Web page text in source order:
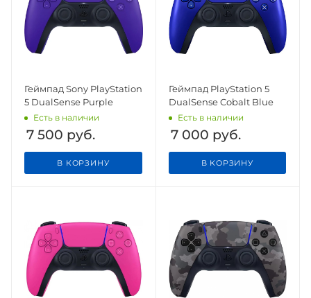
Геймпад Sony PlayStation
5 DualSense Purple
Есть в наличии
7 500 руб.
В КОРЗИНУ
Геймпад PlayStation 5
DualSense Cobalt Blue
Есть в наличии
7 000 руб.
В КОРЗИНУ